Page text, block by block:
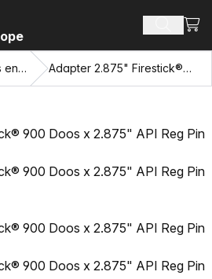
Zoek
Adapters en Trekkende Ogen Adapter 2.875" Firestick® 900 Doos x 2.875" API Reg Pin